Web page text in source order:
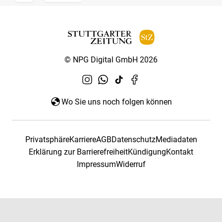
© NPG Digital GmbH 2026
Wo Sie uns noch folgen können
PrivatsphäreKarriereAGBDatenschutzMediadaten
Erklärung zur BarrierefreiheitKündigungKontakt
ImpressumWiderruf